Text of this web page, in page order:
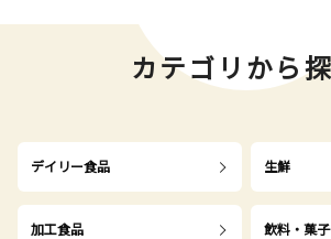
カテゴリから
デイリー食品 生鮮
加工食品 飲料・菓